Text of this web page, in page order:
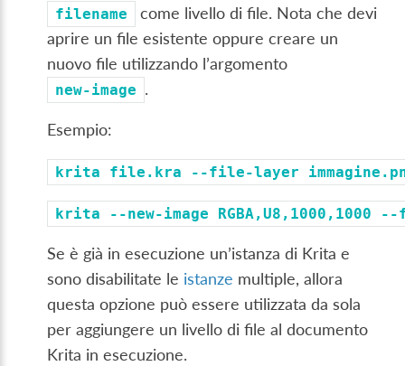
filename
come livello di file. Nota che devi
aprire un file esistente oppure creare un
nuovo file utilizzando l’argomento
new-image .
Esempio:
krita file.kra --file-layer
krita --new-image RGBA,U8,1000,1000 --
Se è già in esecuzione un’istanza di Krita e
sono disabilitate le istanze multiple, allora
questa opzione può essere utilizzata da sola
per aggiungere un livello di file al documento
Krita in esecuzione.